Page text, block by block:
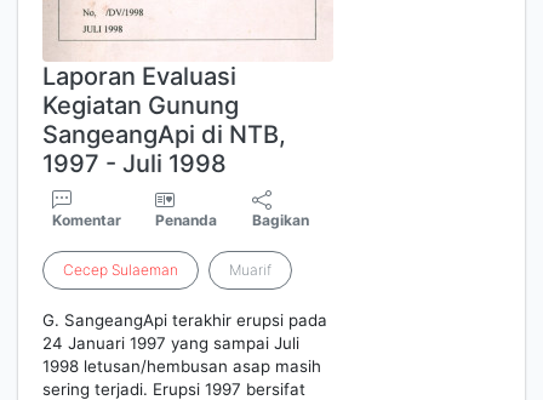
Laporan Evaluasi
Kegiatan Gunung
SangeangApi di NTB,
1997 - Juli 1998
Komentar Penanda Bagikan
Cecep Sulaeman Muarif
G. SangeangApi terakhir erupsi pada
24 Januari 1997 yang sampai Juli
1998 letusan/hembusan asap masih
sering terjadi. Erupsi 1997 bersifat